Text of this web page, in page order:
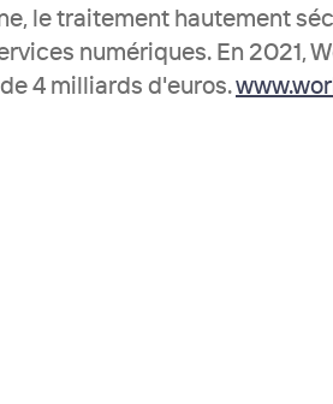
le traitement hautement
numériques. En 2021,
4 milliards d'euros.